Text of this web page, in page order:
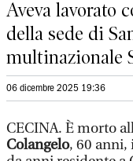
Aveva lavorato
della sede di
multinazionale
06 dicembre 2025 19:36
CECINA. È morto
Colangelo, 60 anni,